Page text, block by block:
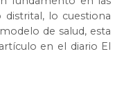
lo cuestiona
de salud, esta
en el diario El